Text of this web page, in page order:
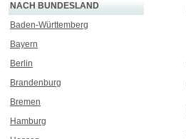
NACH BUNDESLAND
Baden-Württemberg
Bayern
Berlin
Brandenburg
Bremen
Hamburg